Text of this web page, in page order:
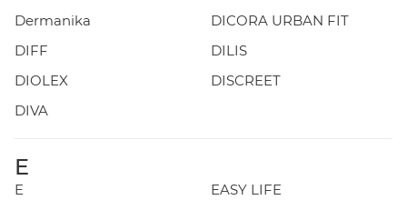
Dermanika
DICORA URBAN FIT
DIFF
DILIS
DIOLEX
DISCREET
DIVA
E
E
EASY LIFE